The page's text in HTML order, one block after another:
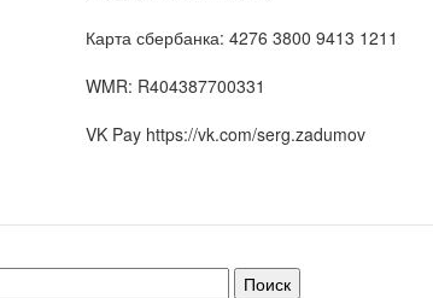
Карта сбербанка: 4276 3800 9413 1211
WMR: R404387700331
VK Pay https://vk.com/serg.zadumov